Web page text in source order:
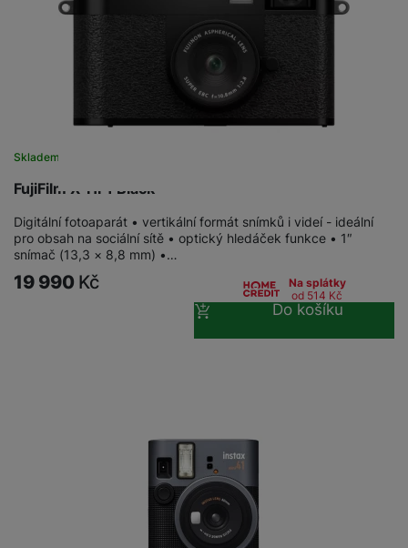
FujiFilm X-HF1 Black
Skladem
Digitální fotoaparát • vertikální formát snímků i videí - ideální
pro obsah na sociální sítě • optický hledáček funkce • 1″
snímač (13,3 × 8,8 mm) •…
19 990 Kč
Na splátky
od 514 Kč
Do košíku